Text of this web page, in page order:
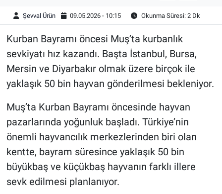
Şevval Ürün 09.05.2026 - 10:15 Okunma Süresi: 2 Dk
Kurban Bayramı öncesi Muş’ta kurbanlık
sevkiyatı hız kazandı. Başta İstanbul, Bursa,
Mersin ve Diyarbakır olmak üzere birçok ile
yaklaşık 50 bin hayvan gönderilmesi bekleniyor.
Muş’ta Kurban Bayramı öncesinde hayvan
pazarlarında yoğunluk başladı. Türkiye’nin
önemli hayvancılık merkezlerinden biri olan
kentte, bayram süresince yaklaşık 50 bin
büyükbaş ve küçükbaş hayvanın farklı illere
sevk edilmesi planlanıyor.